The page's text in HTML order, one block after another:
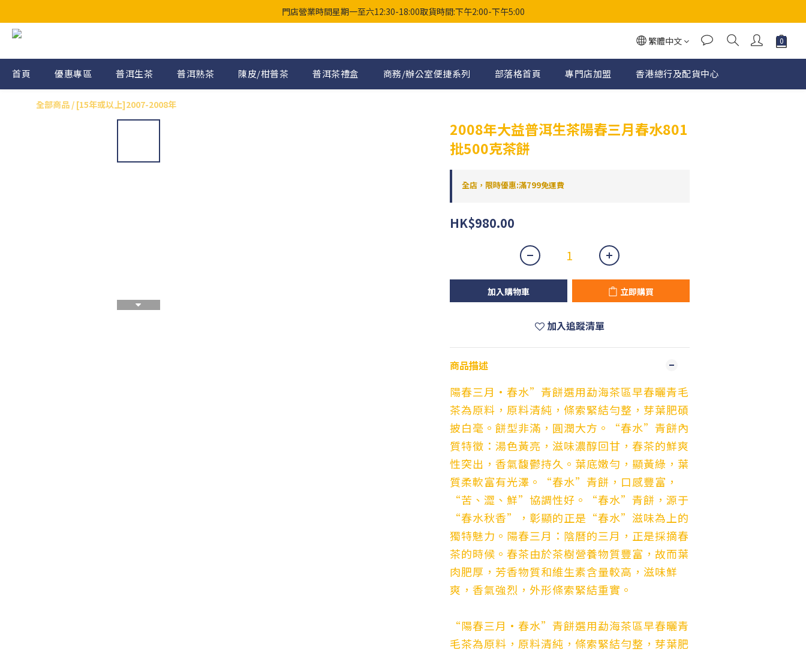
門店營業時間星期一至六12:30-18:00取貨時間:下午2:00-下午5:00
繁體中文
首頁 優惠專區 普洱生茶 普洱熟茶 陳皮/柑普茶 普洱茶禮盒 商務/辦公室便捷系列 部落格首頁 專門店加盟 香港總行及配貨中心
全部商品 / [15年或以上]2007-2008年
2008年大益普洱生茶陽春三月春水801
批500克茶餅
全店，限時優惠:滿799免運費
HK$980.00
加入購物車 立即購買
加入追蹤清單
商品描述
陽春三月•春水”青餅選用勐海茶區早春曬青毛
茶為原料，原料清純，條索緊結勻整，芽葉肥碩
披白毫。餅型非滿，圓潤大方。“春水”青餅內
質特徵：湯色黃亮，滋味濃醇回甘，春茶的鮮爽
性突出，香氣馥鬱持久。葉底嫩勻，顯黃綠，葉
質柔軟富有光澤。“春水”青餅，口感豐富，
“苦、澀、鮮”協調性好。“春水”青餅，源于
“春水秋香”，彰顯的正是“春水”滋味為上的
獨特魅力。陽春三月：陰曆的三月，正是採摘春
茶的時候。春茶由於茶樹營養物質豐富，故而葉
肉肥厚，芳香物質和維生素含量較高，滋味鮮
爽，香氣強烈，外形條索緊結重實。
“陽春三月•春水”青餅選用勐海茶區早春曬青
毛茶為原料，原料清純，條索緊結勻整，芽葉肥